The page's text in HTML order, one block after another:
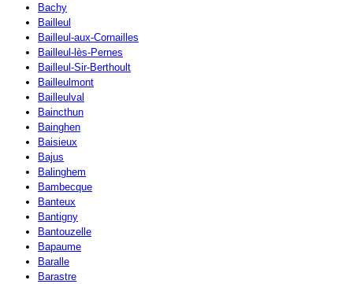
Bachy
Bailleul
Bailleul-aux-Cornailles
Bailleul-lès-Pernes
Bailleul-Sir-Berthoult
Bailleulmont
Bailleulval
Baincthun
Bainghen
Baisieux
Bajus
Balinghem
Bambecque
Banteux
Bantigny
Bantouzelle
Bapaume
Baralle
Barastre